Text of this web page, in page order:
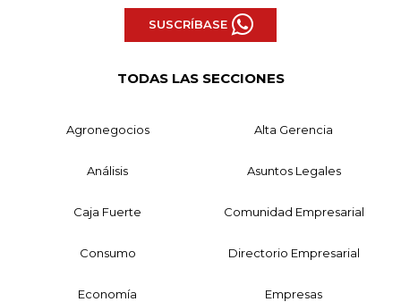
SUSCRÍBASE
TODAS LAS SECCIONES
Agronegocios Alta Gerencia
Análisis Asuntos Legales
Caja Fuerte Comunidad Empresarial
Consumo Directorio Empresarial
Economía Empresas